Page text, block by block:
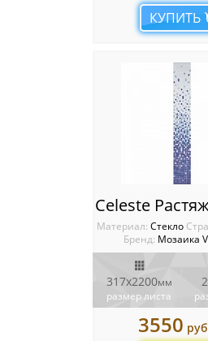
КУПИТЬ
Материал: Стекло
Бренд: Мозаика
317x2200мм
размер листа
3550